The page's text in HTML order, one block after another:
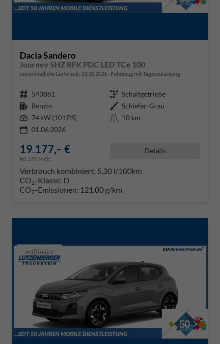
Dacia Sandero
Journey SHZ RFK PDC LED TCe 100
unverbindliche Lieferzeit: 22.10.2026 Fahrzeug mit Tageszulassung
Fahrzeugnr. 543861 Getriebe Schaltgetriebe
Kraftstoff Benzin Außenfarbe Schiefer-Grau
Leistung 74 kW (101 PS) Kilometerstand 10 km
01.06.2026
19.177,– €
incl. 19% MwSt.
Details
Verbrauch kombiniert: 5,30 l/100km
CO2-Klasse: D
CO2-Emissionen: 121,00 g/km